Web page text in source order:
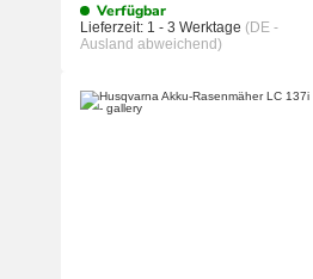
Verfügbar
Lieferzeit: 1 - 3 Werktage (DE -
Ausland abweichend)